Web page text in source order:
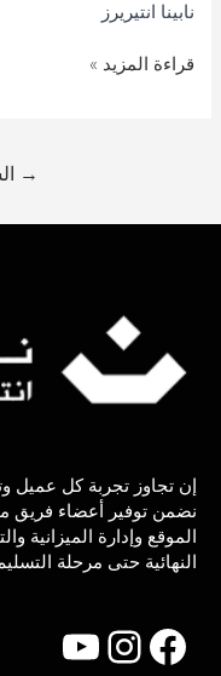
نابينا انتيريرز
قراءة المزيد »
→
إن تجاوز تجربة كل عميل
نضمن توفير أعضاء فريق
الموقع وإدارة الميزانية
النهائية حتى مرحلة